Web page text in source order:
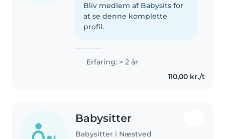
Bliv medlem af Babysits for
at se denne komplette
profil.
Erfaring: > 2 år
110,00 kr./t
Babysitter
Babysitter i Næstved